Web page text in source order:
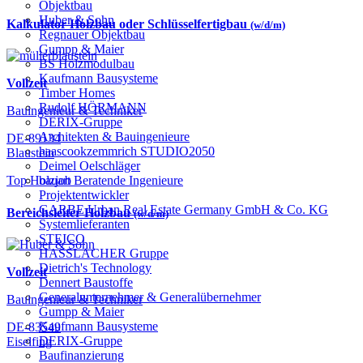
Objektbau
Huber & Sohn
Regnauer Objektbau
Gumpp & Maier
BS Holzmodulbau
Kaufmann Bausysteme
Timber Homes
Rudolf HÖRMANN
DERIX-Gruppe
Architekten & Bauingenieure
haascookzemmrich STUDIO2050
Deimel Oelschläger
bauart Beratende Ingenieure
Projektentwickler
GARBE Urban Real Estate Germany GmbH & Co. KG
Systemlieferanten
STEICO
HASSLACHER Gruppe
Dietrich's Technology
Dennert Baustoffe
Generalunternehmer & Generalübernehmer
Gumpp & Maier
Kaufmann Bausysteme
DERIX-Gruppe
Baufinanzierung
Kalkulator Holzbau oder Schlüsselfertigbau (w/d/m)
Vollzeit
Bauingenieur & Techniker
DE-89134
Blaustein
Top Holzjob
Bereichsleiter Holzbau(w/d/m)
Vollzeit
Bauingenieur & Techniker
DE-83549
Eiselfing